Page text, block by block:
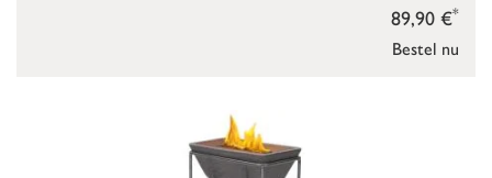
Bestel nu
89,90 €*